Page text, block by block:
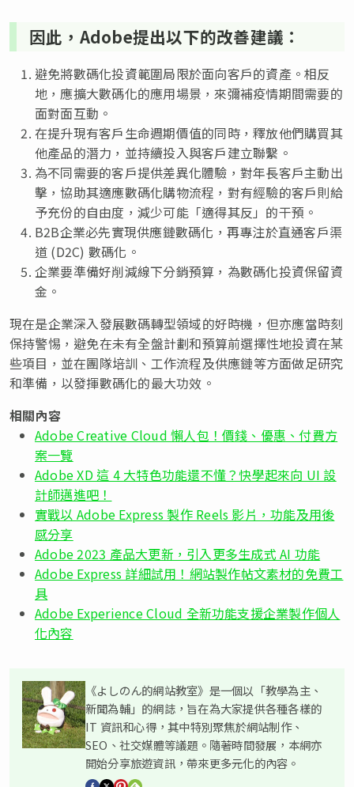
因此，Adobe提出以下的改善建議：
避免將數碼化投資範圍局限於面向客戶的資產。相反
地，應擴大數碼化的應用場景，來彌補疫情期間需要的
面對面互動。
在提升現有客戶生命週期價值的同時，釋放他們購買其
他產品的潛力，並持續投入與客戶建立聯繫。
為不同需要的客戶提供差異化體驗，對年長客戶主動出
擊，協助其適應數碼化購物流程，對有經驗的客戶則給
予充份的自由度，減少可能「適得其反」的干預。
B2B企業必先實現供應鏈數碼化，再專注於直通客戶渠
道 (D2C) 數碼化。
企業要準備好削減線下分銷預算，為數碼化投資保留資
金。
現在是企業深入發展數碼轉型領域的好時機，但亦應當時刻
保持警惕，避免在未有全盤計劃和預算前選擇性地投資在某
些項目，並在團隊培訓、工作流程及供應鏈等方面做足研究
和準備，以發揮數碼化的最大功效。
相關內容
Adobe Creative Cloud 懶人包！價錢、優惠、付費方
案一覽
Adobe XD 這 4 大特色功能還不懂？快學起來向 UI 設
計師邁進吧！
實戰以 Adobe Express 製作 Reels 影片，功能及用後
感分享
Adobe 2023 產品大更新，引入更多生成式 AI 功能
Adobe Express 詳細試用！網站製作帖文素材的免費工
具
Adobe Experience Cloud 全新功能支援企業製作個人
化內容
《よしのん的網站教室》是一個以「教學為主、
新聞為輔」的網誌，旨在為大家提供各種各樣的
IT 資訊和心得，其中特別聚焦於網站制作、
SEO、社交媒體等議題。隨著時間發展，本網亦
開始分享旅遊資訊，帶來更多元化的內容。